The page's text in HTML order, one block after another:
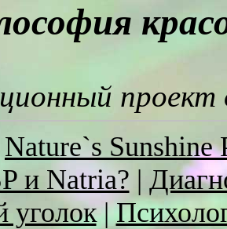
проект
Nature`s Sunshine
и Natria? |
уголок|